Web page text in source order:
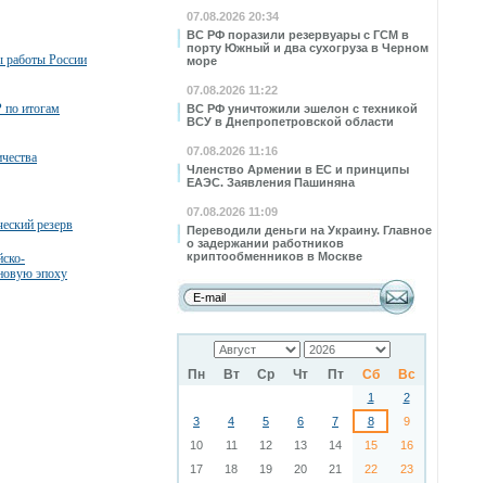
07.08.2026 20:34
ВС РФ поразили резервуары с ГСМ в
порту Южный и два сухогруза в Черном
море
07.08.2026 11:22
ВС РФ уничтожили эшелон с техникой
ВСУ в Днепропетровской области
07.08.2026 11:16
Членство Армении в ЕС и принципы
ЕАЭС. Заявления Пашиняна
07.08.2026 11:09
Переводили деньги на Украину. Главное
о задержании работников
криптообменников в Москве
Пн Вт Ср Чт Пт Сб Вс
1
2
3
4 5 6 7 8
9
10
11 12 13 14 15
16
17
18 19 20 21 22
23
работы России
итогам
резерв
эпоху